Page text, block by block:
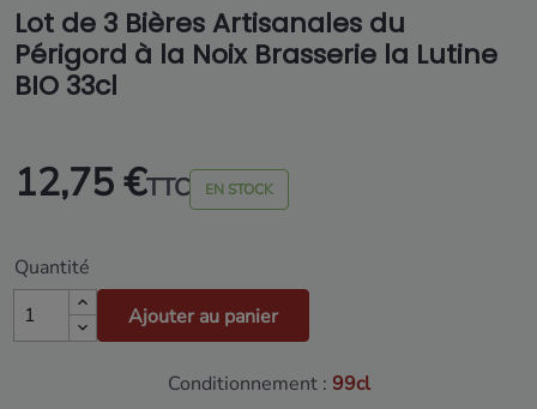
Lot de 3 Bières Artisanales du
Périgord à la Noix Brasserie la Lutine
BIO 33cl
12,75 €TTC EN STOCK
Quantité
Ajouter au panier
Conditionnement : 99cl